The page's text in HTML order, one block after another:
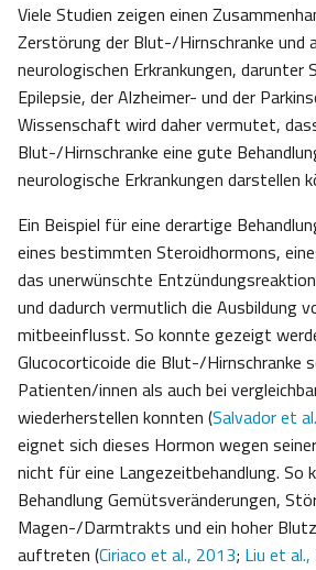
Viele Studien zeigen einen
Zerstörung der Blut-/Hirnschranke und
neurologischen Erkrankungen, darunter
Epilepsie, der Alzheimer- und der
Wissenschaft wird daher vermutet,
Blut-/Hirnschranke eine gute
neurologische Erkrankungen darstellen
Ein Beispiel für eine derartige
eines bestimmten Steroidhormons,
das unerwünschte
und dadurch vermutlich die Ausbildung
mitbeeinflusst. So konnte gezeigt
Glucocorticoide die Blut-/Hirnschranke
Patienten/innen als auch bei
wiederherstellen konnten (Salvador et
eignet sich dieses Hormon wegen
nicht für eine Langezeitbehandlung. So
Behandlung Gemütsveränderungen,
Magen-/Darmtrakts und ein hoher
auftreten (Ciriaco et al., 2013; Liu et